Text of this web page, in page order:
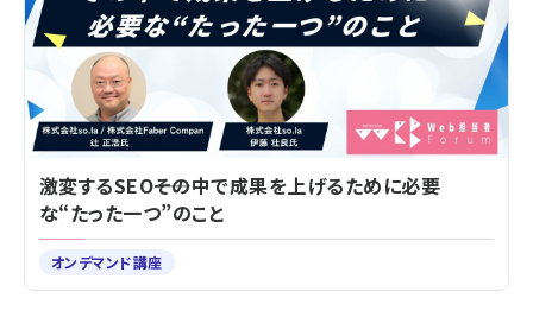
激変するSEO――その中で成果を上げるために必要
な“たった一つ”のこと
オンデマンド講座